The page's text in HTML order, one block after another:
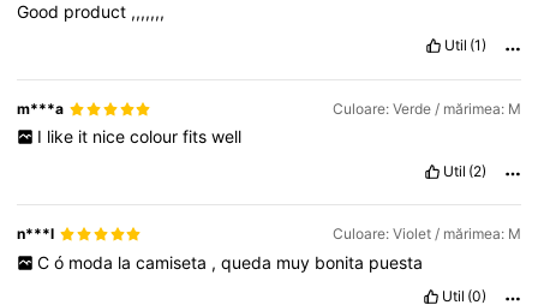
Good product ,,,,,,,
Util (1)
m***a Culoare: Verde / mărimea: M
I like it nice colour fits well
Util (2)
n***l Culoare: Violet / mărimea: M
C ó moda la camiseta , queda muy bonita puesta
Util (0)